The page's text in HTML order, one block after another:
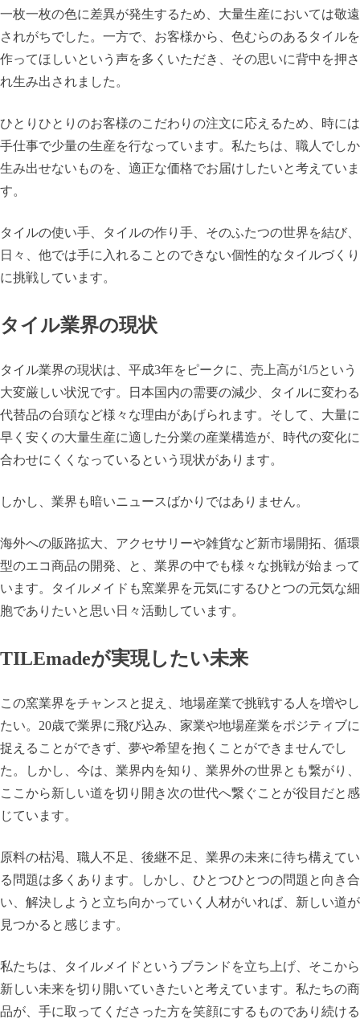
一枚一枚の色に差異が発生するため、大量生産においては敬遠
されがちでした。一方で、お客様から、色むらのあるタイルを
作ってほしいという声を多くいただき、その思いに背中を押さ
れ生み出されました。
ひとりひとりのお客様のこだわりの注文に応えるため、時には
手仕事で少量の生産を行なっています。私たちは、職人でしか
生み出せないものを、適正な価格でお届けしたいと考えていま
す。
タイルの使い手、タイルの作り手、そのふたつの世界を結び、
日々、他では手に入れることのできない個性的なタイルづくり
に挑戦しています。
タイル業界の現状
タイル業界の現状は、平成3年をピークに、売上高が1/5という
大変厳しい状況です。日本国内の需要の減少、タイルに変わる
代替品の台頭など様々な理由があげられます。そして、大量に
早く安くの大量生産に適した分業の産業構造が、時代の変化に
合わせにくくなっているという現状があります。
しかし、業界も暗いニュースばかりではありません。
海外への販路拡大、アクセサリーや雑貨など新市場開拓、循環
型のエコ商品の開発、と、業界の中でも様々な挑戦が始まって
います。タイルメイドも窯業界を元気にするひとつの元気な細
胞でありたいと思い日々活動しています。
TILEmadeが実現したい未来
この窯業界をチャンスと捉え、地場産業で挑戦する人を増やし
たい。20歳で業界に飛び込み、家業や地場産業をポジティブに
捉えることができず、夢や希望を抱くことができませんでし
た。しかし、今は、業界内を知り、業界外の世界とも繋がり、
ここから新しい道を切り開き次の世代へ繋ぐことが役目だと感
じています。
原料の枯渇、職人不足、後継不足、業界の未来に待ち構えてい
る問題は多くあります。しかし、ひとつひとつの問題と向き合
い、解決しようと立ち向かっていく人材がいれば、新しい道が
見つかると感じます。
私たちは、タイルメイドというブランドを立ち上げ、そこから
新しい未来を切り開いていきたいと考えています。私たちの商
品が、手に取ってくださった方を笑顔にするものであり続ける